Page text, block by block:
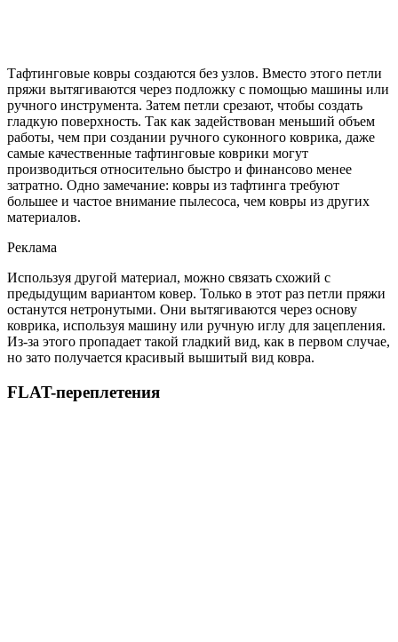
Тафтинговые ковры создаются без узлов. Вместо этого петли
пряжи вытягиваются через подложку с помощью машины или
ручного инструмента. Затем петли срезают, чтобы создать
гладкую поверхность. Так как задействован меньший объем
работы, чем при создании ручного суконного коврика, даже
самые качественные тафтинговые коврики могут
производиться относительно быстро и финансово менее
затратно. Одно замечание: ковры из тафтинга требуют
большее и частое внимание пылесоса, чем ковры из других
материалов.
Реклама
Используя другой материал, можно связать схожий с
предыдущим вариантом ковер. Только в этот раз петли пряжи
останутся нетронутыми. Они вытягиваются через основу
коврика, используя машину или ручную иглу для зацепления.
Из-за этого пропадает такой гладкий вид, как в первом случае,
но зато получается красивый вышитый вид ковра.
FLAT-переплетения